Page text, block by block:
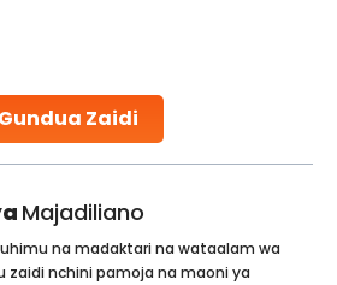
Gundua Zaidi
treatments like angioplasty and
published
Majadiliano
na madaktari na wataalam wa
nchini pamoja na maoni ya